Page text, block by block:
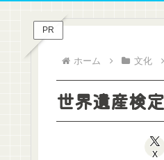
PR
ホーム 文化
世界遺産検
X